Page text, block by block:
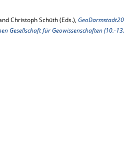
Christoph Schüth (Eds.),
Gesellschaft für Geowissenschaften (10.-